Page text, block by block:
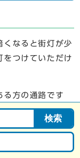
検索
なると街灯が少
をつけていただけ
方の通路です
いて通るのが困難
、雑草の除去を